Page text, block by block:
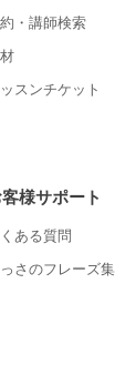
・講師検索
スンチケット
様サポート
ある質問
さのフレーズ集